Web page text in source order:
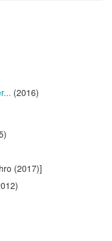
(2016)
(2017)]